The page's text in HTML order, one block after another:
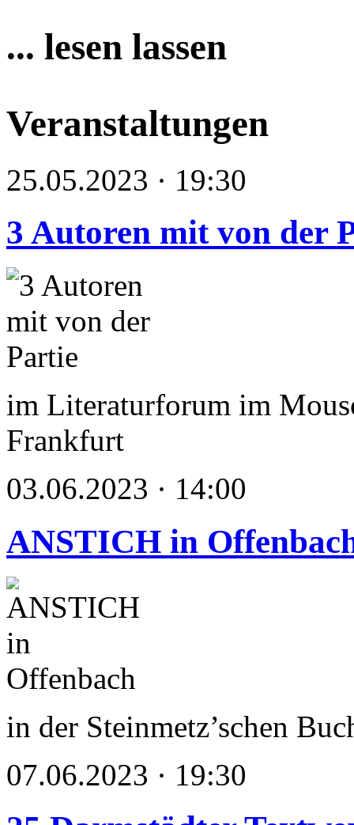
... lesen lassen
Veranstaltungen
25.05.2023 · 19:30
3 Autoren mit von der
im Literaturforum im
Frankfurt
03.06.2023 · 14:00
ANSTICH in
in der Steinmetz’schen
07.06.2023 · 19:30